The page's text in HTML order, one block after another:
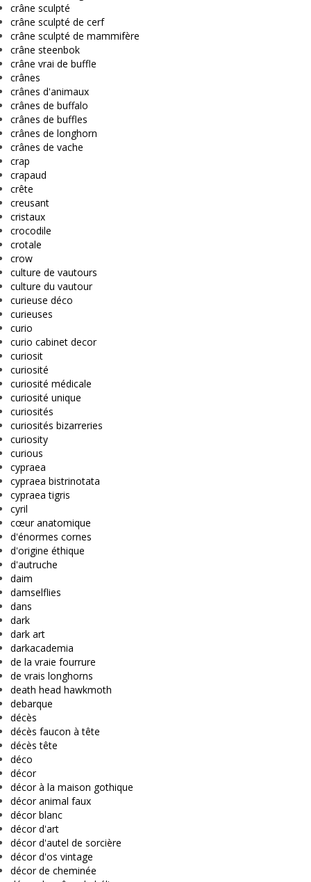
crâne sculpté
crâne sculpté de cerf
crâne sculpté de mammifère
crâne steenbok
crâne vrai de buffle
crânes
crânes d'animaux
crânes de buffalo
crânes de buffles
crânes de longhorn
crânes de vache
crap
crapaud
crête
creusant
cristaux
crocodile
crotale
crow
culture de vautours
culture du vautour
curieuse déco
curieuses
curio
curio cabinet decor
curiosit
curiosité
curiosité médicale
curiosité unique
curiosités
curiosités bizarreries
curiosity
curious
cypraea
cypraea bistrinotata
cypraea tigris
cyril
cœur anatomique
d'énormes cornes
d'origine éthique
d'autruche
daim
damselflies
dans
dark
dark art
darkacademia
de la vraie fourrure
de vrais longhorns
death head hawkmoth
debarque
décès
décès faucon à tête
décès tête
déco
décor
décor à la maison gothique
décor animal faux
décor blanc
décor d'art
décor d'autel de sorcière
décor d'os vintage
décor de cheminée